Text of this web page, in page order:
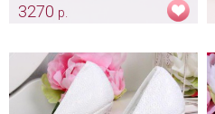
3270 р.